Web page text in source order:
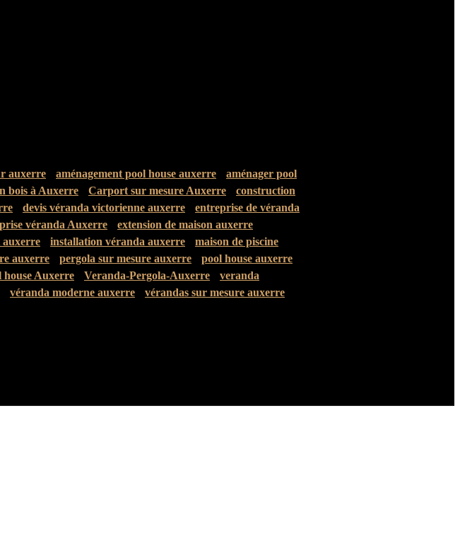
auxerre aménagement pool house auxerre
aménager pool
bois à Auxerre Carport sur mesure Auxerre
construction
devis véranda victorienne auxerre
entreprise de véranda
véranda Auxerre
extension de maison auxerre
installation véranda auxerre
maison de piscine
auxerre pergola sur mesure auxerre
pool house auxerre
house Auxerre Veranda-Pergola-Auxerre
veranda
véranda moderne auxerre
vérandas sur mesure auxerre